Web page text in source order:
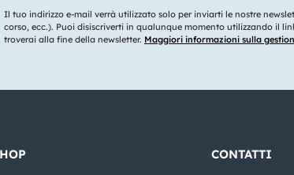
Il tuo indirizzo e-mail verrà utilizzato solo per inviarti le nostre
corso, ecc.). Puoi disiscriverti in qualunque momento utilizzando il
troverai alla fine della newsletter. Maggiori informazioni sulla
CONTATTI